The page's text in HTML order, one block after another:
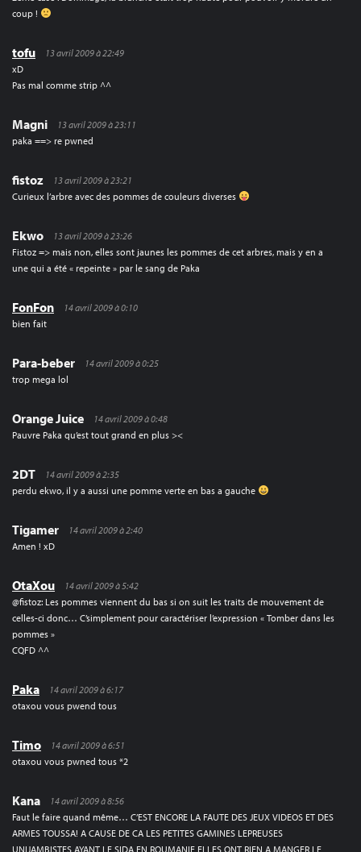
coup !
tofu
13 avril 2009 à 22:49
xD
Pas mal comme strip ^^
Magni
13 avril 2009 à 23:11
paka ==> re pwned
fistoz
13 avril 2009 à 23:21
Curieux l’arbre avec des pommes de couleurs diverses
Ekwo
13 avril 2009 à 23:26
Fistoz => mais non, elles sont jaunes les pommes de cet arbres, mais y en a
une qui a été « repeinte » par le sang de Paka
FonFon
14 avril 2009 à 0:10
bien fait
Para-beber
14 avril 2009 à 0:25
trop mega lol
Orange Juice
14 avril 2009 à 0:48
Pauvre Paka qu’est tout grand en plus ><
2DT
14 avril 2009 à 2:35
perdu ekwo, il y a aussi une pomme verte en bas a gauche
Tigamer
14 avril 2009 à 2:40
Amen ! xD
OtaXou
14 avril 2009 à 5:42
@fistoz: Les pommes viennent du bas si on suit les traits de mouvement de
celles-ci donc… C’simplement pour caractériser l’expression « Tomber dans les
pommes »
CQFD ^^
Paka
14 avril 2009 à 6:17
otaxou vous pwend tous
Timo
14 avril 2009 à 6:51
otaxou vous pwned tous *2
Kana
14 avril 2009 à 8:56
Faut le faire quand même… C’EST ENCORE LA FAUTE DES JEUX VIDEOS ET DES
ARMES TOUSSA! A CAUSE DE CA LES PETITES GAMINES LEPREUSES
UNIJAMBISTES AYANT LE SIDA EN ROUMANIE ELLES ONT RIEN A MANGER LE